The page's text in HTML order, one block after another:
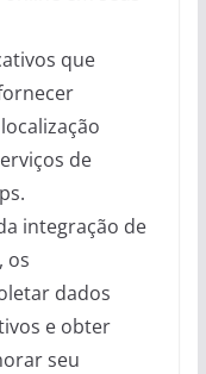
que
de
integração de
os
dados
e obter
seu